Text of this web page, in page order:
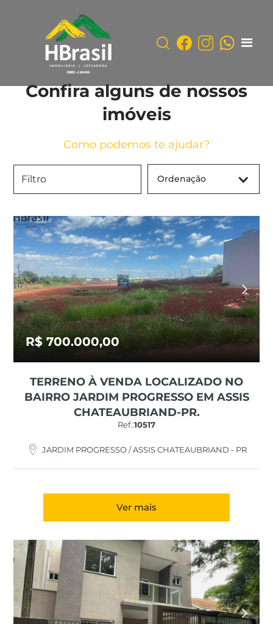
Confira alguns de nossos
imóveis
Como podemos te ajudar?
Ordenação
R$ 700.000,00
TERRENO À VENDA LOCALIZADO NO
BAIRRO JARDIM PROGRESSO EM ASSIS
CHATEAUBRIAND-PR.
Ref.:10517
JARDIM PROGRESSO / ASSIS CHATEAUBRIAND - PR
Ver mais